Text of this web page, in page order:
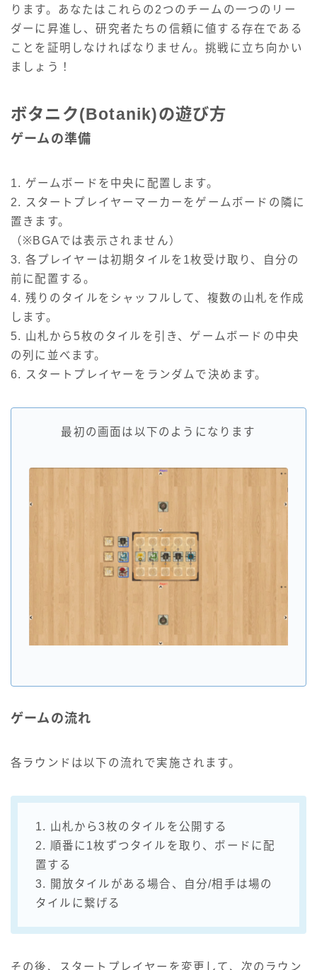
ります。あなたはこれらの2つのチームの一つのリー
ダーに昇進し、研究者たちの信頼に値する存在である
ことを証明しなければなりません。挑戦に立ち向かい
ましょう！
ボタニク(Botanik)の遊び方
ゲームの準備
1. ゲームボードを中央に配置します。
2. スタートプレイヤーマーカーをゲームボードの隣に
置きます。
（※BGAでは表示されません）
3. 各プレイヤーは初期タイルを1枚受け取り、自分の
前に配置する。
4. 残りのタイルをシャッフルして、複数の山札を作成
します。
5. 山札から5枚のタイルを引き、ゲームボードの中央
の列に並べます。
6. スタートプレイヤーをランダムで決めます。
最初の画面は以下のようになります
ゲームの流れ
各ラウンドは以下の流れで実施されます。
1. 山札から3枚のタイルを公開する
2. 順番に1枚ずつタイルを取り、ボードに配
置する
3. 開放タイルがある場合、自分/相手は場の
タイルに繋げる
その後、スタートプレイヤーを変更して、次のラウン